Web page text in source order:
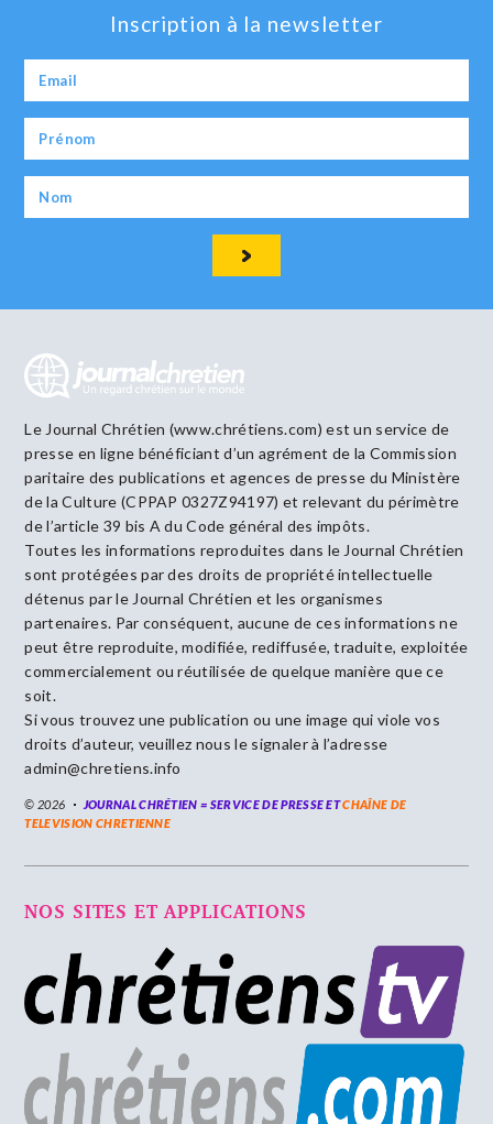
Inscription à la newsletter
Le Journal Chrétien (www.chrétiens.com) est un service de
presse en ligne bénéficiant d’un agrément de la Commission
paritaire des publications et agences de presse du Ministère
de la Culture (CPPAP 0327Z94197) et relevant du périmètre
de l’article 39 bis A du Code général des impôts.
Toutes les informations reproduites dans le Journal Chrétien
sont protégées par des droits de propriété intellectuelle
détenus par le Journal Chrétien et les organismes
partenaires. Par conséquent, aucune de ces informations ne
peut être reproduite, modifiée, rediffusée, traduite, exploitée
commercialement ou réutilisée de quelque manière que ce
soit.
Si vous trouvez une publication ou une image qui viole vos
droits d’auteur, veuillez nous le signaler à l’adresse
admin@chretiens.info
© 2026 JOURNAL CHRÉTIEN = SERVICE DE PRESSE ETCHAÎNE DE
TELEVISION CHRETIENNE
NOS SITES ET APPLICATIONS